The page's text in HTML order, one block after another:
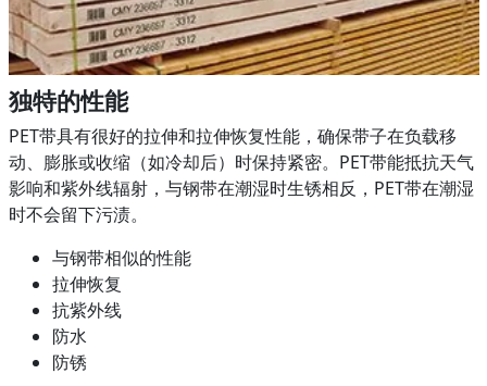
独特的性能
PET带具有很好的拉伸和拉伸恢复性能，确保带子在负载移
动、膨胀或收缩（如冷却后）时保持紧密。PET带能抵抗天气
影响和紫外线辐射，与钢带在潮湿时生锈相反，PET带在潮湿
时不会留下污渍。
与钢带相似的性能
拉伸恢复
抗紫外线
防水
防锈